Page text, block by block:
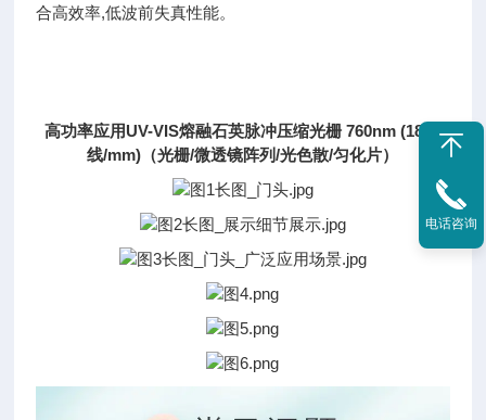
合高效率,低波前失真性能。
高功率应用UV-VIS熔融石英脉冲压缩光栅 760nm (1812
线/mm)（光栅/微透镜阵列/光色散/匀化片）
电话咨询